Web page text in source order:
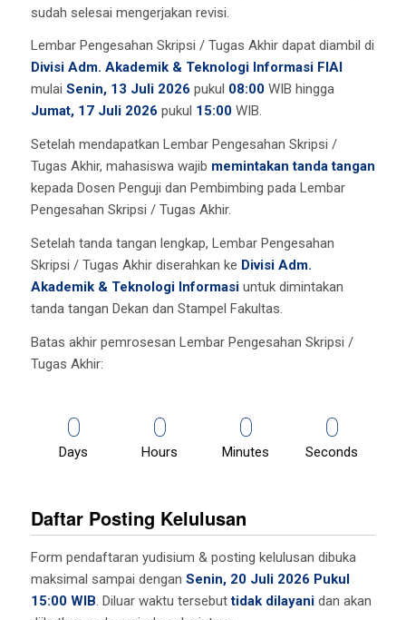
sudah selesai mengerjakan revisi.
Lembar Pengesahan Skripsi / Tugas Akhir dapat diambil di
Divisi Adm. Akademik & Teknologi Informasi FIAI
mulai Senin, 13 Juli 2026 pukul 08:00WIB hingga
Jumat, 17 Juli 2026 pukul 15:00WIB.
Setelah mendapatkan Lembar Pengesahan Skripsi /
Tugas Akhir, mahasiswa wajib memintakan tanda tangan
kepada Dosen Penguji dan Pembimbing pada Lembar
Pengesahan Skripsi / Tugas Akhir.
Setelah tanda tangan lengkap, Lembar Pengesahan
Skripsi / Tugas Akhir diserahkan ke Divisi Adm.
Akademik & Teknologi Informasiuntuk dimintakan
tanda tangan Dekan dan Stampel Fakultas.
Batas akhir pemrosesan Lembar Pengesahan Skripsi /
Tugas Akhir:
0
Days
0
Hours
0
Minutes
0
Seconds
Daftar Posting Kelulusan
Form pendaftaran yudisium & posting kelulusan dibuka
maksimal sampai dengan Senin, 20 Juli 2026 Pukul
15:00 WIB. Diluar waktu tersebuttidak dilayanidan akan